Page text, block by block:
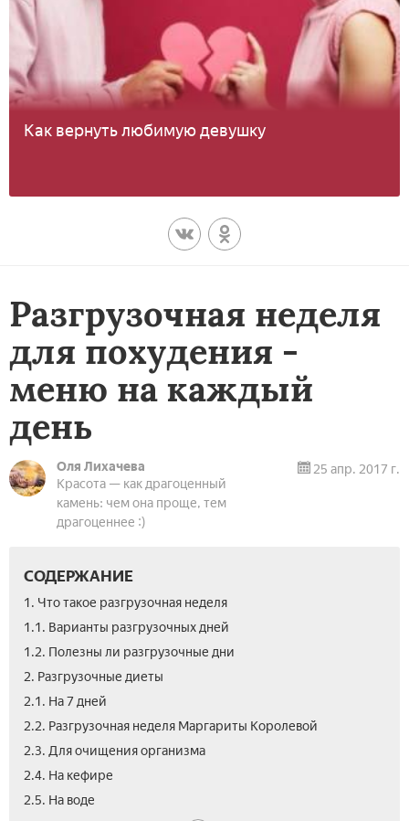
Как вернуть любимую девушку
Разгрузочная неделя
для похудения -
меню на каждый
день
Оля Лихачева
Красота — как драгоценный
камень: чем она проще, тем
драгоценнее :)
25 апр. 2017 г.
СОДЕРЖАНИЕ
1. Что такое разгрузочная неделя
1.1. Варианты разгрузочных дней
1.2. Полезны ли разгрузочные дни
2. Разгрузочные диеты
2.1. На 7 дней
2.2. Разгрузочная неделя Маргариты Королевой
2.3. Для очищения организма
2.4. На кефире
2.5. На воде